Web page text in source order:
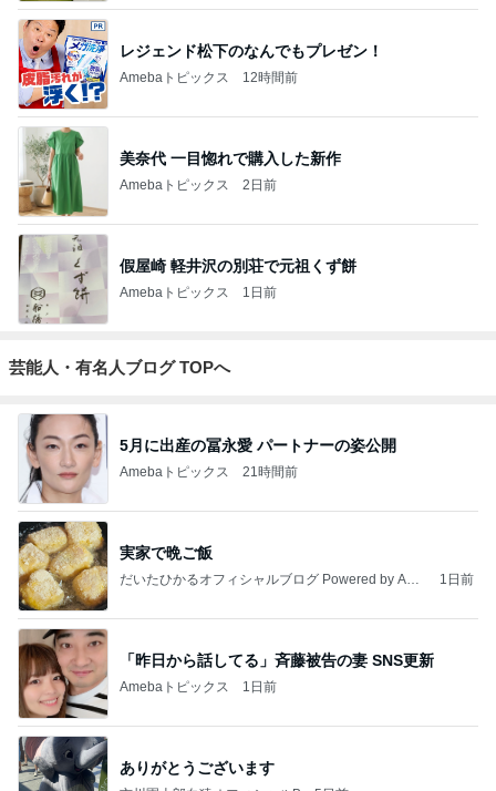
レジェンド松下のなんでもプレゼン！
Amebaトピックス 12時間前
美奈代 一目惚れで購入した新作
Amebaトピックス 2日前
假屋崎 軽井沢の別荘で元祖くず餅
Amebaトピックス 1日前
芸能人・有名人ブログ TOPへ
5月に出産の冨永愛 パートナーの姿公開
Amebaトピックス 21時間前
実家で晩ご飯
だいたひかるオフィシャルブログ Powered by Ame
1日前
「昨日から話してる」斉藤被告の妻 SNS更新
Amebaトピックス 1日前
ありがとうございます